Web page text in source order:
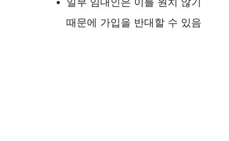
때문에 가입을 반대할 수 있음